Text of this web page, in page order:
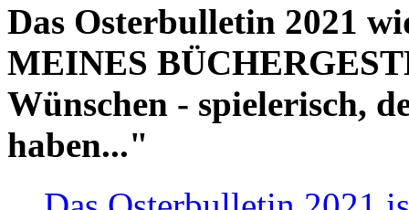
Das Osterbulletin 2021
MEINES
Wünschen - spielerisch,
haben..."